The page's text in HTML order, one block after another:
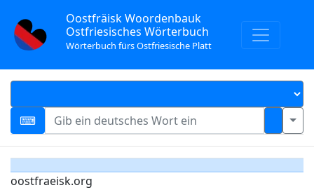
Oostfräisk Woordenbauk
Ostfriesisches Wörterbuch
Wörterbuch fürs Ostfriesische Platt
oostfraeisk.org